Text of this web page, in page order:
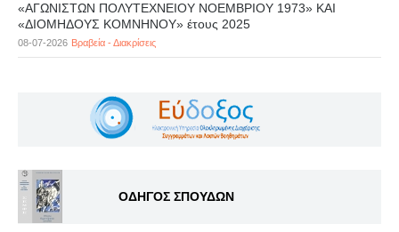
«ΑΓΩΝΙΣΤΩΝ ΠΟΛΥΤΕΧΝΕΙΟΥ ΝΟΕΜΒΡΙΟΥ 1973» ΚΑΙ
«ΔΙΟΜΗΔΟΥΣ ΚΟΜΝΗΝΟΥ» έτους 2025
08-07-2026 Βραβεία - Διακρίσεις
ΟΔΗΓΟΣ ΣΠΟΥΔΩΝ